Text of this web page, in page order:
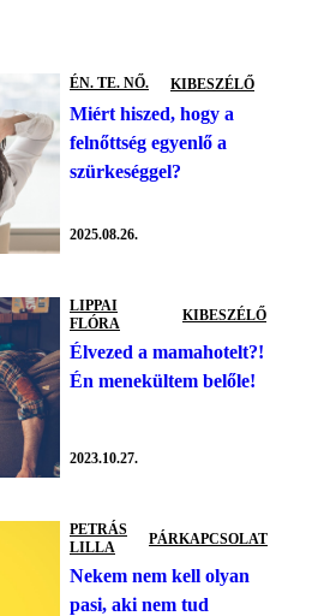
ÉN. TE. NŐ. KIBESZÉLŐ
Miért hiszed, hogy a
felnőttség egyenlő a
szürkeséggel?
2025.08.26.
LIPPAI
FLÓRA
KIBESZÉLŐ
Élvezed a mamahotelt?!
Én menekültem belőle!
2023.10.27.
PETRÁS
LILLA
PÁRKAPCSOLAT
Nekem nem kell olyan
pasi, aki nem tud